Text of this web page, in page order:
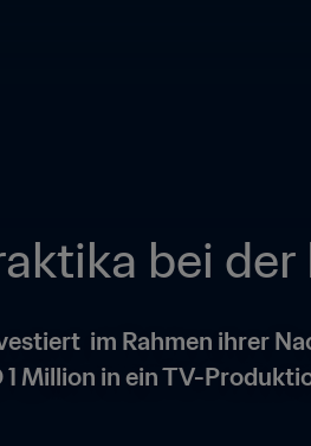
bei
im Rahmen ihrer
1 Million in ein TV-